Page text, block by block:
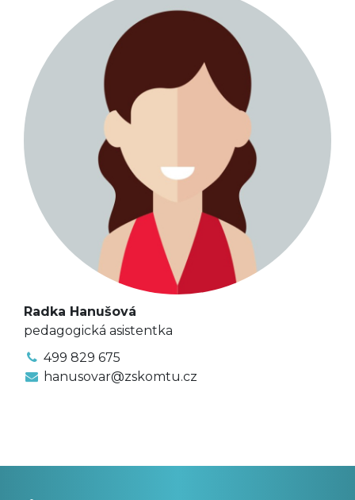
Radka Hanušová
pedagogická asistentka
499 829 675
hanusovar@zskomtu.cz